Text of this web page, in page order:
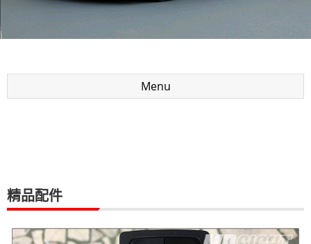
Menu
精品配件